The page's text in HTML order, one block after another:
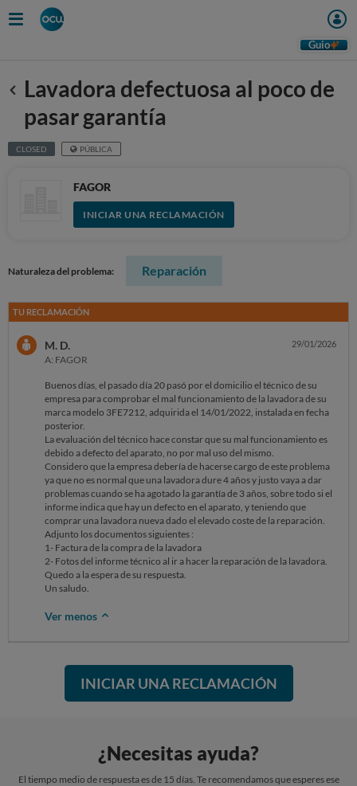
Guio
Anterior
Lavadora defectuosa al poco de
pasar garantía
CLOSED PÚBLICA
FAGOR
INICIAR UNA RECLAMACIÓN
Naturaleza del problema: Reparación
TU RECLAMACIÓN
M. D.
A: FAGOR
29/01/2026
Buenos días, el pasado día 20 pasó por el domicilio el técnico de su
empresa para comprobar el mal funcionamiento de la lavadora de su
marca modelo 3FE7212, adquirida el 14/01/2022, instalada en fecha
posterior.
La evaluación del técnico hace constar que su mal funcionamiento es
debido a defecto del aparato, no por mal uso del mismo.
Considero que la empresa debería de hacerse cargo de este problema
ya que no es normal que una lavadora dure 4 años y justo vaya a dar
problemas cuando se ha agotado la garantía de 3 años, sobre todo si el
informe indica que hay un defecto en el aparato, y teniendo que
comprar una lavadora nueva dado el elevado coste de la reparación.
Adjunto los documentos siguientes :
1- Factura de la compra de la lavadora
2- Fotos del informe técnico al ir a hacer la reparación de la lavadora.
Quedo a la espera de su respuesta.
Un saludo.
Ver menos
INICIAR UNA RECLAMACIÓN
¿Necesitas ayuda?
El tiempo medio de respuesta es de 15 días. Te recomendamos que esperes ese